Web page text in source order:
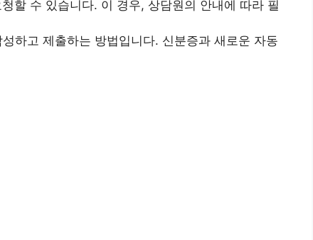
할 수 있습니다. 이 경우, 상담원의 안내에 따라 필
하고 제출하는 방법입니다. 신분증과 새로운 자동